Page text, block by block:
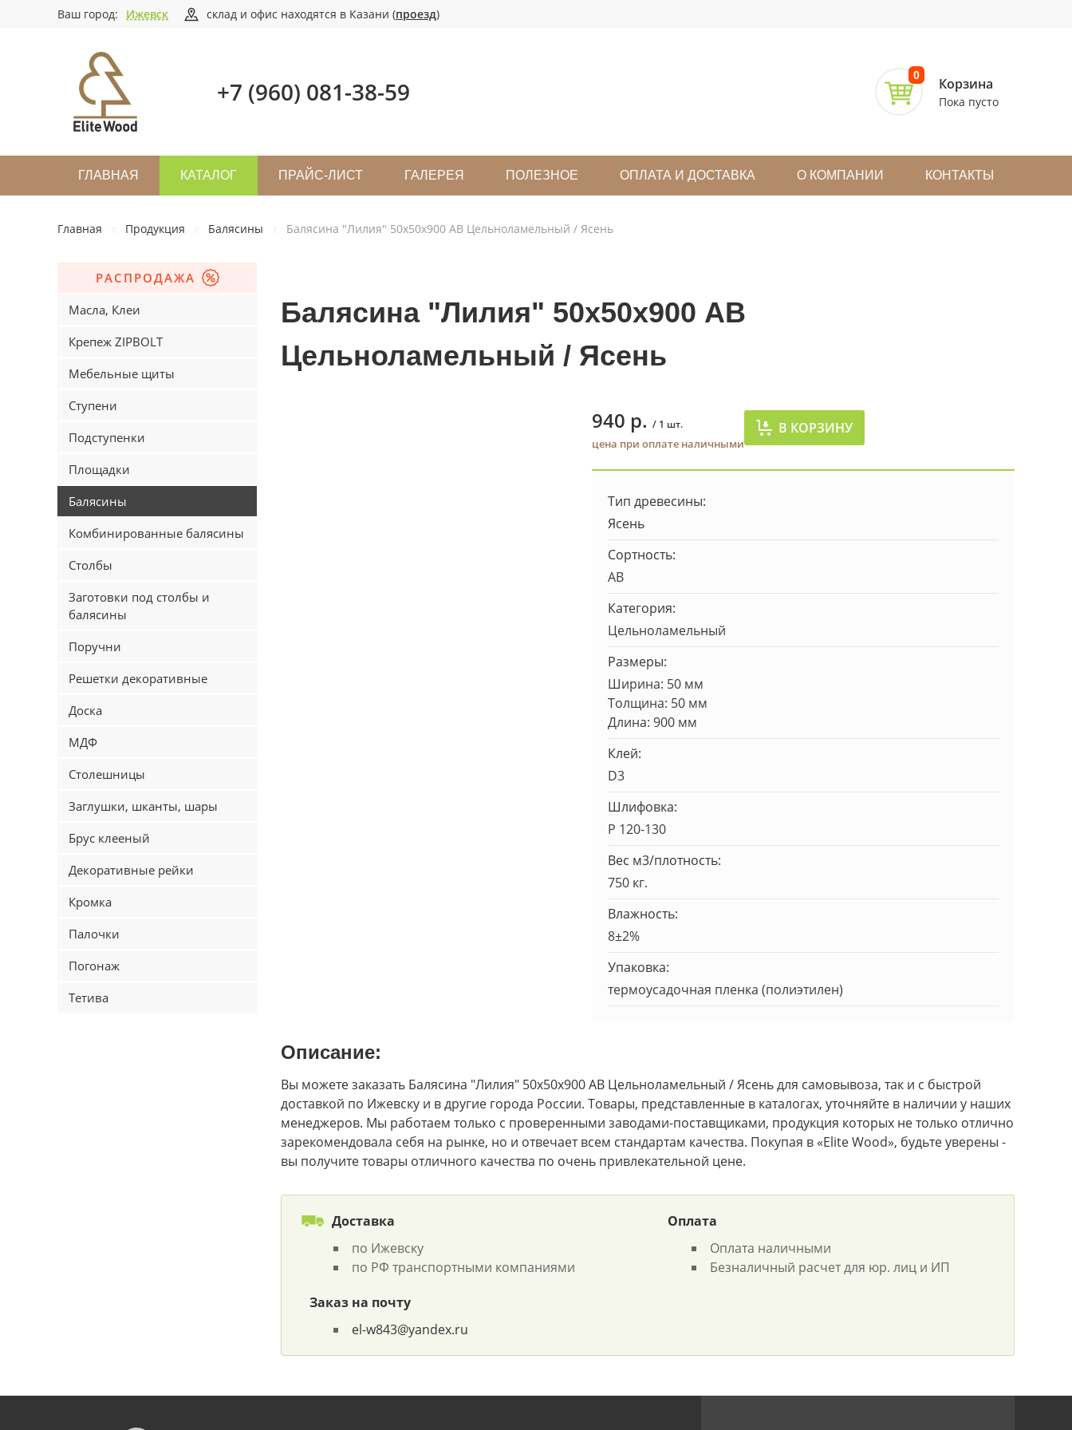
Ваш город: Ижевск склад и офис находятся в Казани (проезд)
+7 (960) 081-38-59
0 Корзина
Пока пусто
ГЛАВНАЯ КАТАЛОГ ПРАЙС-ЛИСТ ГАЛЕРЕЯ ПОЛЕЗНОЕ ОПЛАТА И ДОСТАВКА О КОМПАНИИ КОНТАКТЫ
Главная Продукция Балясины Балясина "Лилия" 50х50х900 АВ Цельноламельный / Ясень
РАСПРОДАЖА
Масла, Клеи
Крепеж ZIPBOLT
Мебельные щиты
Ступени
Подступенки
Площадки
Балясины
Комбинированные балясины
Столбы
Заготовки под столбы и
балясины
Поручни
Решетки декоративные
Доска
МДФ
Столешницы
Заглушки, шканты, шары
Брус клееный
Декоративные рейки
Кромка
Палочки
Погонаж
Тетива
Балясина "Лилия" 50х50х900 АВ
Цельноламельный / Ясень
940 р. / 1 шт.
цена при оплате наличными
В КОРЗИНУ
Тип древесины:
Ясень
Сортность:
AB
Категория:
Цельноламельный
Размеры:
Ширина: 50 мм
Толщина: 50 мм
Длина: 900 мм
Клей:
D3
Шлифовка:
Р 120-130
Вес м3/плотность:
750 кг.
Влажность:
8±2%
Упаковка:
термоусадочная пленка (полиэтилен)
Описание:
Вы можете заказать Балясина "Лилия" 50х50х900 АВ Цельноламельный / Ясень для самовывоза, так и с быстрой
доставкой по Ижевску и в другие города России. Товары, представленные в каталогах, уточняйте в наличии у наших
менеджеров. Мы работаем только с проверенными заводами-поставщиками, продукция которых не только отлично
зарекомендовала себя на рынке, но и отвечает всем стандартам качества. Покупая в «Elite Wood», будьте уверены -
вы получите товары отличного качества по очень привлекательной цене.
Доставка
по Ижевску
по РФ транспортными компаниями
Оплата
Оплата наличными
Безналичный расчет для юр. лиц и ИП
Заказ на почту
el-w843@yandex.ru